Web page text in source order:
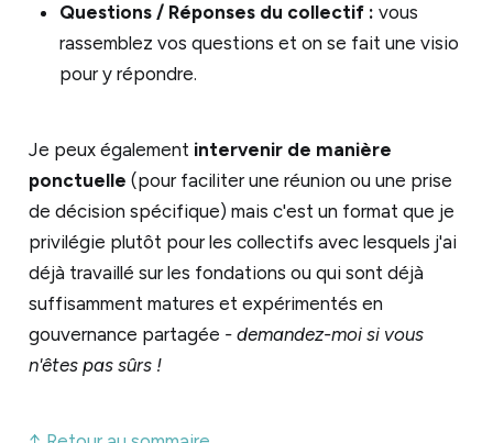
Questions / Réponses du collectif : vous
rassemblez vos questions et on se fait une visio
pour y répondre.
Je peux également intervenir de manière
ponctuelle (pour faciliter une réunion ou une prise
de décision spécifique) mais c'est un format que je
privilégie plutôt pour les collectifs avec lesquels j'ai
déjà travaillé sur les fondations ou qui sont déjà
suffisamment matures et expérimentés en
gouvernance partagée - demandez-moi si vous
n'êtes pas sûrs !